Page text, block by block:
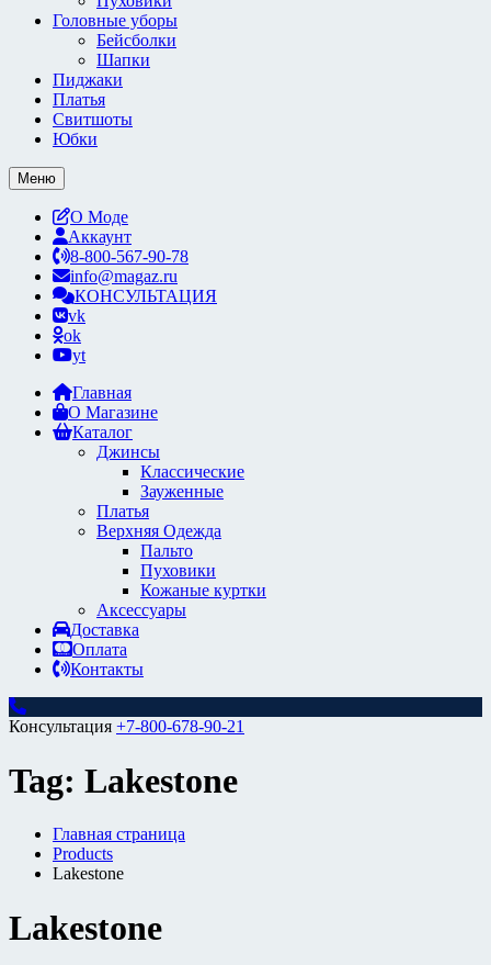
Головные уборы
Бейсболки
Шапки
Пиджаки
Платья
Свитшоты
Юбки
Меню
О Моде
Аккаунт
8-800-567-90-78
info@magaz.ru
КОНСУЛЬТАЦИЯ
vk
ok
yt
Главная
О Магазине
Каталог
Джинсы
Классические
Зауженные
Платья
Верхняя Одежда
Пальто
Пуховики
Кожаные куртки
Аксессуары
Доставка
Оплата
Контакты
Консультация +7-800-678-90-21
Tag: Lakestone
Главная страница
Products
Lakestone
Lakestone